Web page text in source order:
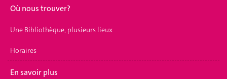
Où nous trouver?
Une Bibliothèque, plusieurs lieux
Horaires
En savoir plus